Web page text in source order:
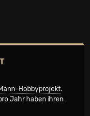
Hobbyprojekt.
Jahr haben ihren